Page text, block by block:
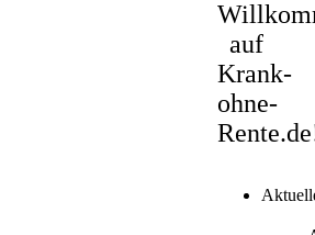
auf
Krank-
ohne-